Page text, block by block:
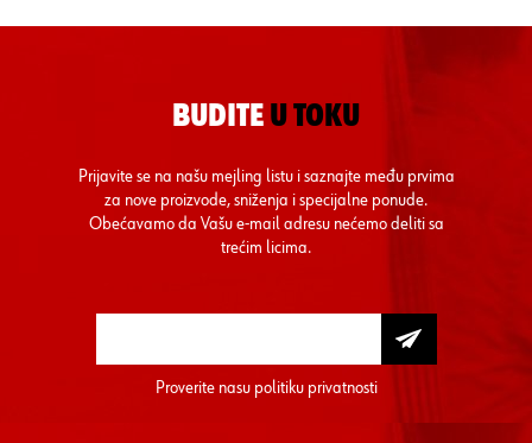
BUDITE U TOKU
Prijavite se na našu mejling listu i saznajte među prvima
za nove proizvode, sniženja i specijalne ponude.
Obećavamo da Vašu e-mail adresu nećemo deliti sa
trećim licima.
Proverite nasu politiku privatnosti